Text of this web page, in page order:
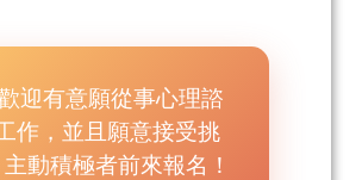
迎有意願從事心理諮
作，並且願意接受挑
動積極者前來報名！